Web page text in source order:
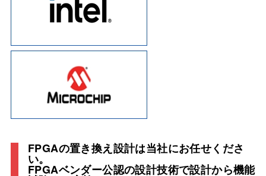
FPGAの置き換え設計は当社にお任せくださ
い。
FPGAベンダー公認の設計技術で設計から機能